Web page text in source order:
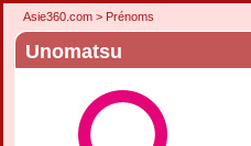
Asie360.com > Prénoms
Unomatsu